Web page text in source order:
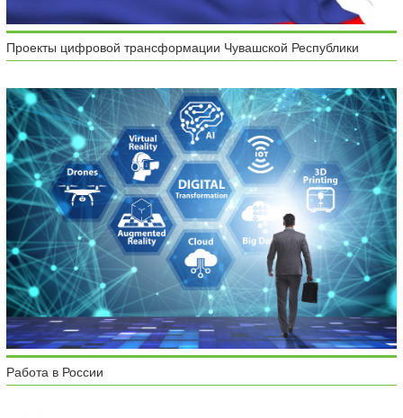
Проекты цифровой трансформации Чувашской Республики
Работа в России